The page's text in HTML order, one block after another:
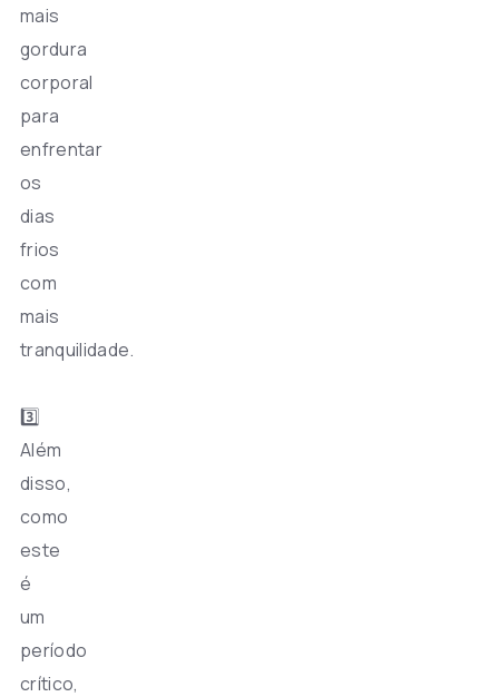
mais
gordura
corporal
para
enfrentar
os
dias
frios
com
mais
tranquilidade.
3️⃣
Além
disso,
como
este
é
um
período
crítico,